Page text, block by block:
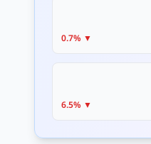
▼ 0.7%
▼ 6.5%